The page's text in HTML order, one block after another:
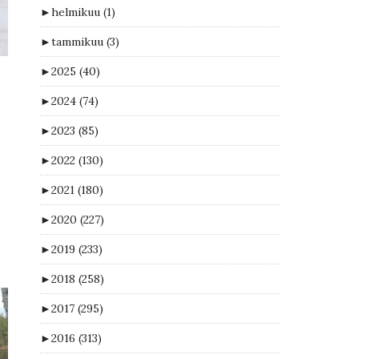
►helmikuu (1)
►tammikuu (3)
►2025 (40)
►2024 (74)
►2023 (85)
►2022 (130)
►2021 (180)
►2020 (227)
►2019 (233)
►2018 (258)
►2017 (295)
►2016 (313)